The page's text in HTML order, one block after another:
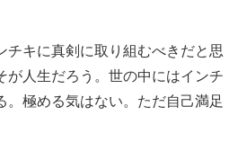
チキに真剣に取り組むべきだと思
が人生だろう。世の中にはインチ
。極める気はない。ただ自己満足